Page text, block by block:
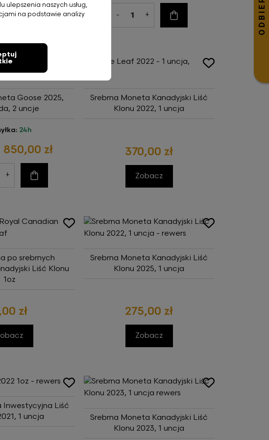
+ Do koszyka - + Do koszyka
Goose 2025,
2 uncje
24h
850,00 zł
+ Do koszyka
Srebrna Moneta Kanadyjski Liść
Klonu 2022, 1 uncja
370,00 zł
Zobacz
po srebrnych
Liść Klonu
1oz
zł
Srebrna Moneta Kanadyjski Liść
Klonu 2025, 1 uncja
275,00 zł
Zobacz
Inwestycyjna Liść
1 uncja
Srebrna Moneta Kanadyjski Liść
Klonu 2023, 1 uncja
ulepszenia naszych usług,
na podstawie analizy